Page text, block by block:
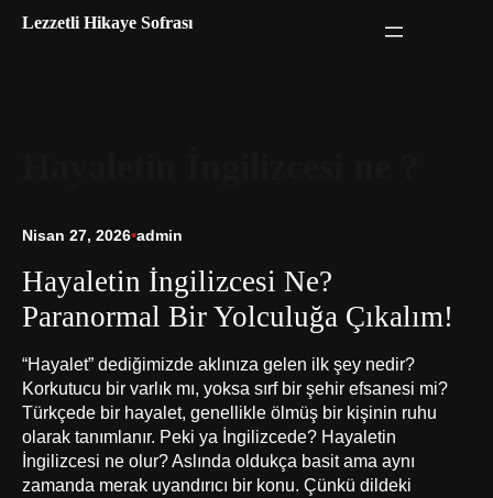
Lezzetli Hikaye Sofrası
Nisan 27, 2026•admin
Hayaletin İngilizcesi Ne?
Paranormal Bir Yolculuğa Çıkalım!
“Hayalet” dediğimizde aklınıza gelen ilk şey nedir?
Korkutucu bir varlık mı, yoksa sırf bir şehir efsanesi mi?
Türkçede bir hayalet, genellikle ölmüş bir kişinin ruhu
olarak tanımlanır. Peki ya İngilizcede? Hayaletin
İngilizcesi ne olur? Aslında oldukça basit ama aynı
zamanda merak uyandırıcı bir konu. Çünkü dildeki